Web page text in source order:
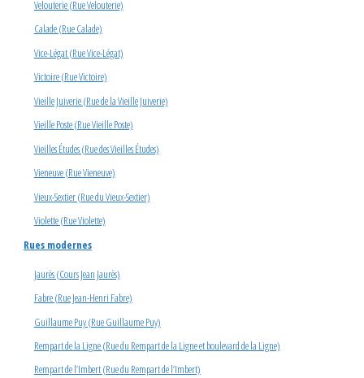
Velouterie (Rue Velouterie)
Calade (Rue Calade)
Vice-Légat (Rue Vice-Légat)
Victoire (Rue Victoire)
Vieille Juiverie (Rue de la Vieille Juiverie)
Vieille Poste (Rue Vieille Poste)
Vieilles Études (Rue des Vieilles Études)
Vieneuve (Rue Vieneuve)
Vieux-Sextier (Rue du Vieux-Sextier)
Violette (Rue Violette)
Rues modernes
Jaurès (Cours Jean Jaurès)
Fabre (Rue Jean-Henri Fabre)
Guillaume Puy (Rue Guillaume Puy)
Rempart de la Ligne (Rue du Rempart de la Ligne et boulevard de la Ligne)
Rempart de l’Imbert (Rue du Rempart de l’Imbert)